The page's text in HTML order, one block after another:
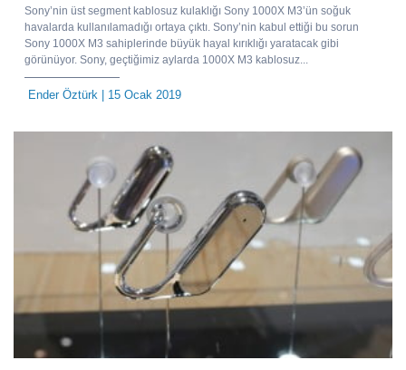
Sony’nin üst segment kablosuz kulaklığı Sony 1000X M3’ün soğuk
havalarda kullanılamadığı ortaya çıktı. Sony’nin kabul ettiği bu sorun
Sony 1000X M3 sahiplerinde büyük hayal kırıklığı yaratacak gibi
görünüyor. Sony, geçtiğimiz aylarda 1000X M3 kablosuz...
Ender Öztürk | 15 Ocak 2019